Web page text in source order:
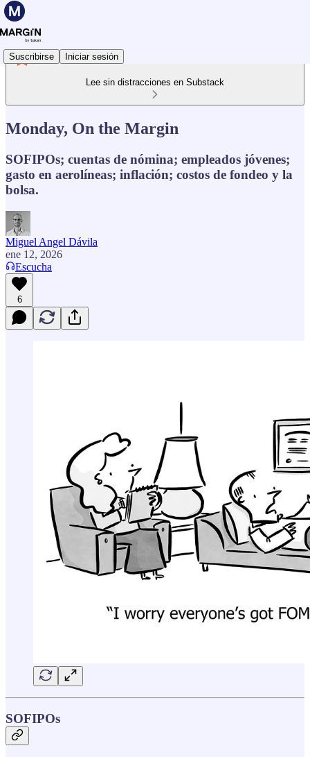
Suscribirse Iniciar sesión
Lee sin distracciones en Substack
Monday, On the Margin
SOFIPOs; cuentas de nómina; empleados jóvenes;
gasto en aerolíneas; inflación; costos de fondeo y la
bolsa.
Miguel Angel Dávila
ene 12, 2026
Escucha
6
SOFIPOs